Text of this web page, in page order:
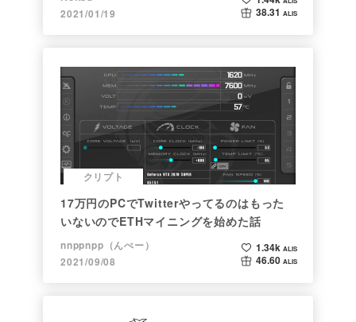
2021/01/19
38.31 ALIS
クリプト
17万円のPCでTwitterやってるのはもった
いないのでETHマイニングを始めた話
nnppnpp（んぺー）
2021/09/08
1.34k ALIS
46.60 ALIS